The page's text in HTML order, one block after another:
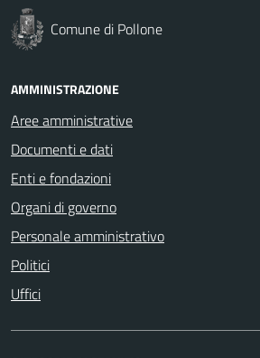
Comune di Pollone
AMMINISTRAZIONE
Aree amministrative
Documenti e dati
Enti e fondazioni
Organi di governo
Personale amministrativo
Politici
Uffici